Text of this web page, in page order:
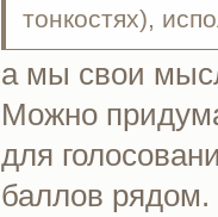
тонкостях),
а мы свои
Можно
для
баллов рядом.